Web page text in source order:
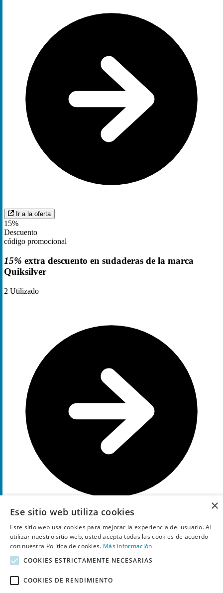
Ir a la oferta
15%
Descuento
código promocional
15% extra descuento en sudaderas de la marca
Quiksilver
2 Utilizado
Ir a la oferta
57%
Descuento
descuento
×
Ese sitio web utiliza cookies
Este sitio web usa cookies para mejorar la experiencia del usuario. Al
utilizar nuestro sitio web, usted acepta todas las cookies de acuerdo
con nuestra Política de cookies. Más información
COOKIES ESTRICTAMENTE NECESARIAS
COOKIES DE RENDIMIENTO